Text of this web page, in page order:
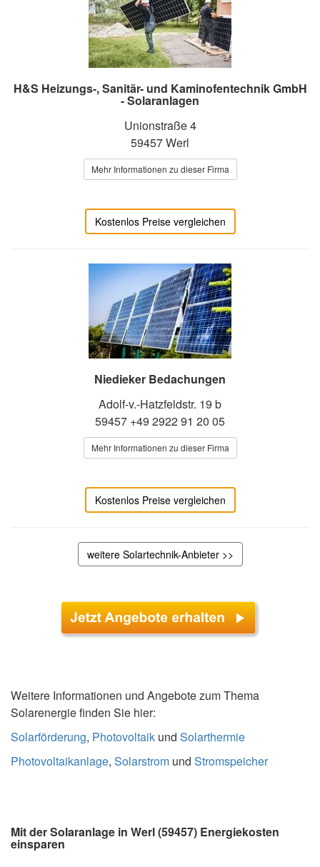
H&S Heizungs-, Sanitär- und Kaminofentechnik GmbH
- Solaranlagen
Unionstraße 4
59457 Werl
Mehr Informationen zu dieser Firma
Kostenlos Preise vergleichen
Niedieker Bedachungen
Adolf-v.-Hatzfeldstr. 19 b
59457 +49 2922 91 20 05
Mehr Informationen zu dieser Firma
Kostenlos Preise vergleichen
weitere Solartechnik-Anbieter >>
Weitere Informationen und Angebote zum Thema
Solarenergie finden Sie hier:
Solarförderung, Photovoltaik und Solarthermie
Photovoltaikanlage, Solarstrom und Stromspeicher
Mit der Solaranlage in Werl (59457) Energiekosten
einsparen